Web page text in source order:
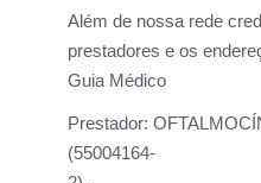
Além de nossa rede
prestadores e os
Guia Médico
Prestador:
(55004164-